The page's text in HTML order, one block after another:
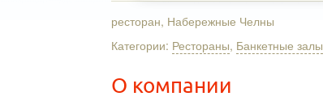
ресторан, Набережные Челны
Категории: Рестораны, Банкетные залы
О компании